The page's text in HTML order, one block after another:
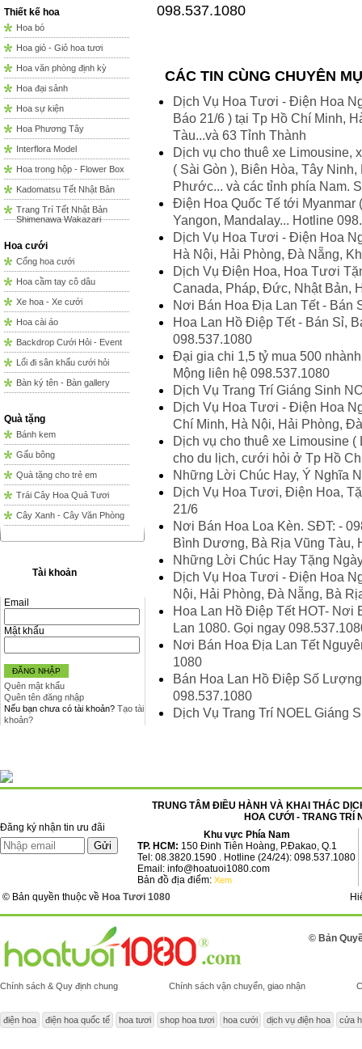
Thiết kế hoa
Hoa bó
Hoa giỏ - Giỏ hoa tươi
Hoa văn phòng định kỳ
Hoa đại sảnh
Hoa sự kiện
Hoa Phương Tây
Interflora Model
Hoa trong hộp - Flower Box
Kadomatsu Tết Nhật Bản
Trang Trí Tết Nhật Bản
Shimenawa Wakazari
Hoa cưới
Cổng hoa cưới
Hoa cầm tay cô dâu
Xe hoa - Xe cưới
Hoa cài áo
Backdrop Cưới Hỏi - Event
Lối đi sân khấu cưới hỏi
Bàn ký tên - Bàn gallery
Quà tặng
Bánh kem
Gấu bông
Quà tặng cho trẻ em
Trái Cây Hoa Quả Tươi
Cây Xanh - Cây Văn Phòng
Tài khoản
Email
Mật khẩu
ĐĂNG NHẬP
Quên mật khẩu
Quên tên đăng nhập
Nếu bạn chưa có tài khoản? Tạo tài
khoản?
098.537.1080
CÁC TIN CÙNG CHUYÊN
Dịch Vụ Hoa Tươi - Điện Hoa
Báo 21/6 ) tại Tp Hồ Chí Minh,
Tàu...và 63 Tỉnh Thành
Dịch vụ cho thuê xe Limousine,
( Sài Gòn ), Biên Hòa, Tây
Phước... và các tỉnh phía Nam.
Điện Hoa Quốc Tế tới
Yangon, Mandalay... Hotline
Dịch Vụ Hoa Tươi - Điện Hoa
Hà Nội, Hải Phòng, Đà Nẵng,
Dịch Vụ Điện Hoa, Hoa Tươi
Canada, Pháp, Đức, Nhật Bản,
Nơi Bán Hoa Địa Lan Tết - Bán
Hoa Lan Hồ Điệp Tết - Bán Sỉ,
098.537.1080
Đại gia chi 1,5 tỷ mua 500
Mộng liên hệ 098.537.1080
Dịch Vụ Trang Trí Giáng Sinh
Dịch Vụ Hoa Tươi - Điện Hoa
Chí Minh, Hà Nội, Hải Phòng,
Dịch vụ cho thuê xe Limousine
cho du lịch, cưới hỏi ở Tp Hồ
Những Lời Chúc Hay, Ý Nghĩa
Dịch Vụ Hoa Tươi, Điện Hoa,
21/6
Nơi Bán Hoa Loa Kèn. SĐT: -
Bình Dương, Bà Rịa Vũng Tàu,
Những Lời Chúc Hay Tặng
Dịch Vụ Hoa Tươi - Điện Hoa
Nội, Hải Phòng, Đà Nẵng, Bà
Hoa Lan Hồ Điệp Tết HOT- Nơi
Lan 1080. Gọi ngay
Nơi Bán Hoa Địa Lan Tết
1080
Bán Hoa Lan Hồ Điệp Số
098.537.1080
Dịch Vụ Trang Trí NOEL Giáng
Đăng ký nhận tin ưu đãi
TRUNG TÂM ĐIỀU HÀNH VÀ KHAI THÁC
HOA CƯỚI - TRANG TRÍ
Khu vực Phía Nam
TP. HCM: 150 Đinh Tiên Hoàng, P.Đakao, Q.1
Tel: 08.3820.1590 . Hotline (24/24): 098.537.1080
Email: info@hoatuoi1080.com
Bản đồ địa điểm: Xem
© Bản quyền thuộc về Hoa Tươi 1080
© Bản
Chính sách & Quy định chung Chính sách vận chuyển, giao nhận
điện hoa điện hoa quốc tế hoa tươi shop hoa tươi hoa cưới dịch vụ điện hoa cửa